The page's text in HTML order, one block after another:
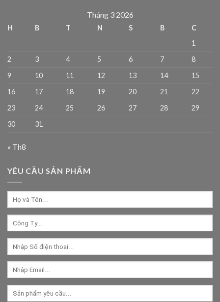
Tháng 3 2026
H B T N S B
C
1
2
3 4 5 6 7
8
9
10 11 12 13 14
15
16
17 18 19 20 21
22
23
24 25 26 27 28
29
30
31
« Th8
YÊU CẦU SẢN PHẨM